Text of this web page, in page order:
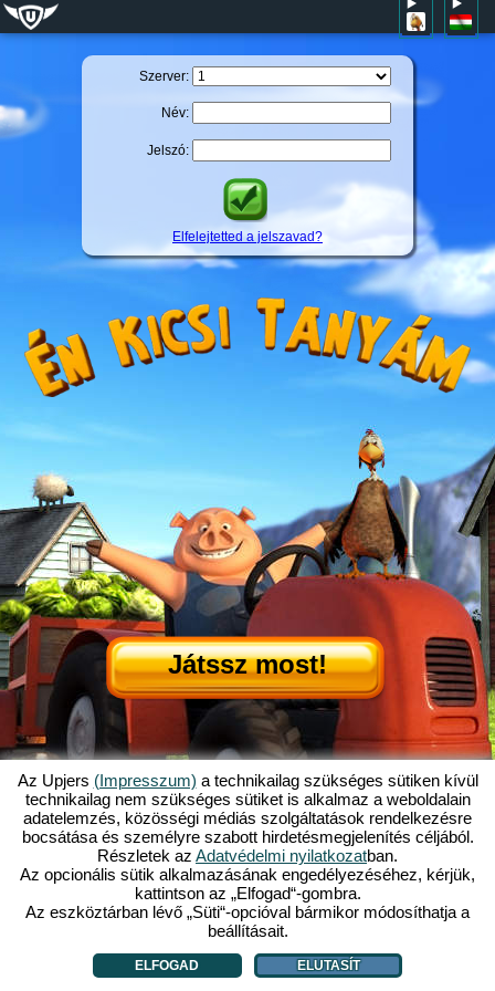
Szerver:
Név:
Jelszó:
Elfelejtetted a jelszavad?
Játssz most!
Mi is az az Én Kicsi Tanyám?|
Itt olvashatod ennek a böngészős játéknak a történetét!| Ami rád vár...|
ÁSZF|Impresszum|Adatvédelmi nyilatkozat|Szabályzat|Fórum|
Támogatás|My Free Farm 2 App|Google Play|App Store
Böngészős játékok - Upjers.com|Sütik kezelése
Az Upjers (Impresszum) a technikailag szükséges sütiken kívül
technikailag nem szükséges sütiket is alkalmaz a weboldalain
adatelemzés, közösségi médiás szolgáltatások rendelkezésre
bocsátása és személyre szabott hirdetésmegjelenítés céljából.
Részletek az Adatvédelmi nyilatkozatban.
Az opcionális sütik alkalmazásának engedélyezéséhez, kérjük,
kattintson az „Elfogad“-gombra.
Az eszköztárban lévő „Süti“-opcióval bármikor módosíthatja a
beállításait.
ELFOGAD ELUTASÍT